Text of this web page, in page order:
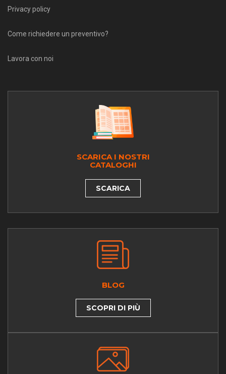
Privacy policy
Come richiedere un preventivo?
Lavora con noi
SCARICA I NOSTRI
CATALOGHI
SCARICA
BLOG
SCOPRI DI PIÙ